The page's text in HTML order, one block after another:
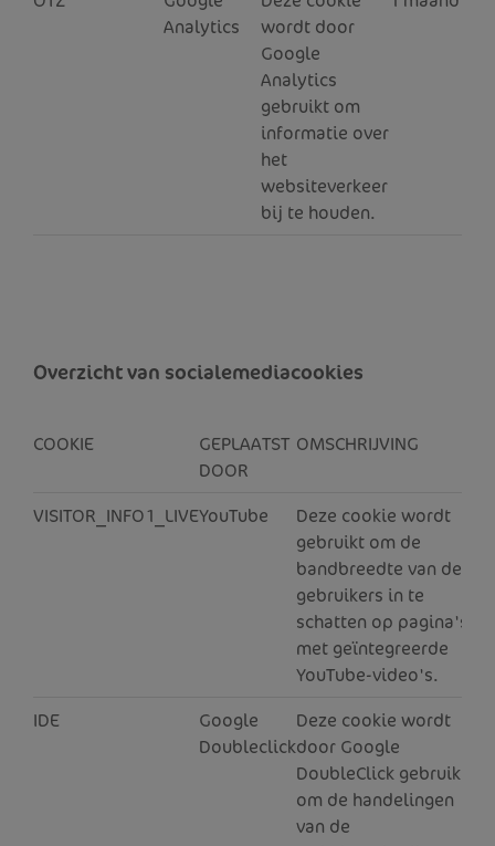
Analytics
wordt door
Google
Analytics
gebruikt om
informatie over
het
websiteverkeer
bij te houden.
Overzicht van socialemediacookies
COOKIE
GEPLAATST
DOOR
OMSCHRIJVING
VISITOR_INFO1_LIVEYouTube
Deze cookie wordt
gebruikt om de
bandbreedte van de
gebruikers in te
schatten op pagina's
met geïntegreerde
YouTube-video's.
IDE
Google
Doubleclick
Deze cookie wordt
door Google
DoubleClick gebruikt
om de handelingen
van de